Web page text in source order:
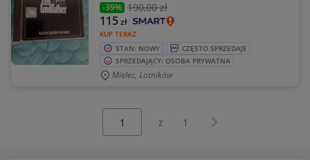
-39% 190,00 zł
KUP TERAZ
115zł
STAN: NOWY
CZĘSTO SPRZEDAJE
SPRZEDAJĄCY: OSOBA PRYWATNA
Mielec, Lotników
z 1 Następna strona